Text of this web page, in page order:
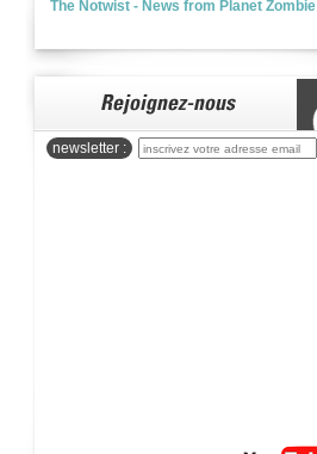
The Notwist - News from Planet Zombie
newsletter :